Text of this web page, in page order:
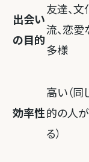
出会い
の目的
友達、文
流、恋愛
多様
効率性
高い（同
的の人
る）